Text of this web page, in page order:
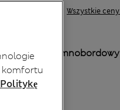
Wszystkie
KOLOR: Ciemnobordowy